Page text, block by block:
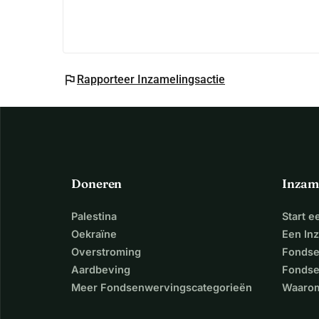
flag Rapporteer Inzamelingsactie
Doneren
Palestina
Oekraïne
Overstroming
Aardbeving
Meer Fondsenwervingscategorieën
Start
Een